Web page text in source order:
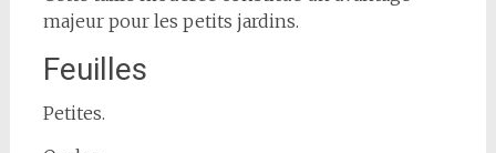
majeur pour les petits jardins.
Feuilles
Petites.